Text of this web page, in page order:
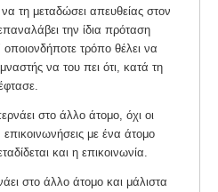
τη μεταδώσει απευθείας στον
την ίδια πρόταση
τρόπο θέλει να
να του πει ότι, κατά τη
στο άλλο άτομο, όχι οι
με ένα άτομο
και η επικοινωνία.
στο άλλο άτομο και μάλιστα